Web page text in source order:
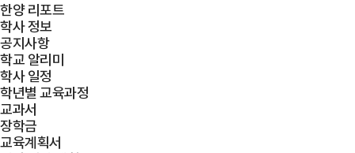
한양 리포트
학사 정보
공지사항
학교 알리미
학사 일정
학년별 교육과정
교과서
장학금
교육계획서